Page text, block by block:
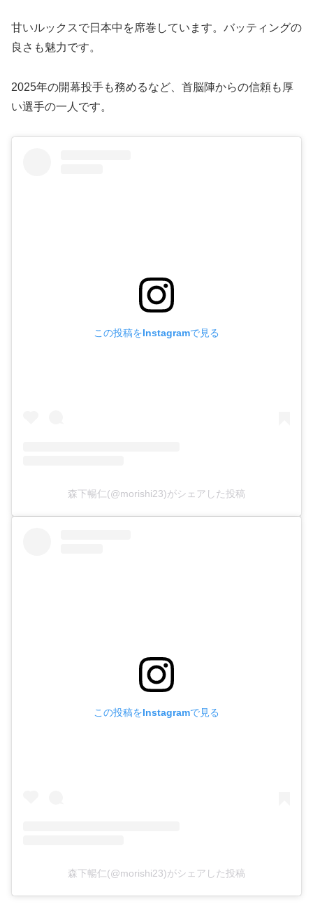
甘いルックスで日本中を席巻しています。バッティングの
良さも魅力です。
2025年の開幕投手も務めるなど、首脳陣からの信頼も厚
い選手の一人です。
この投稿をInstagramで見る
森下暢仁(@morishi23)がシェアした投稿
この投稿をInstagramで見る
森下暢仁(@morishi23)がシェアした投稿